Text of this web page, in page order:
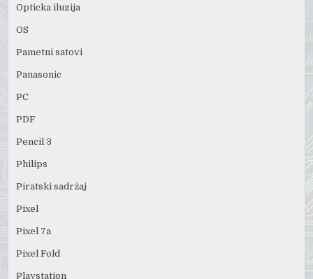
Opticka iluzija
OS
Pametni satovi
Panasonic
PC
PDF
Pencil 3
Philips
Piratski sadržaj
Pixel
Pixel 7a
Pixel Fold
Playstation